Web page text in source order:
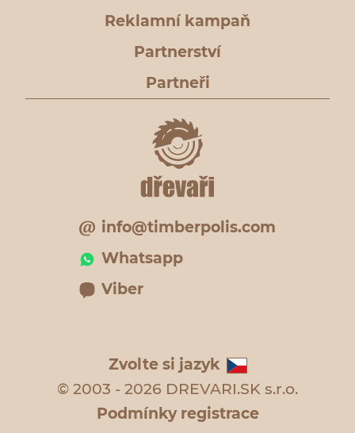
Reklamní kampaň
Partnerství
Partneři
info@timberpolis.com
Whatsapp
Viber
Zvolte si jazyk
© 2003 - 2026 DREVARI.SK s.r.o.
Podmínky registrace